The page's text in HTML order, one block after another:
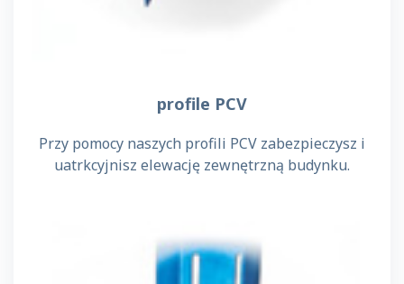
profile PCV
Przy pomocy naszych profili PCV zabezpieczysz i
uatrkcyjnisz elewację zewnętrzną budynku.